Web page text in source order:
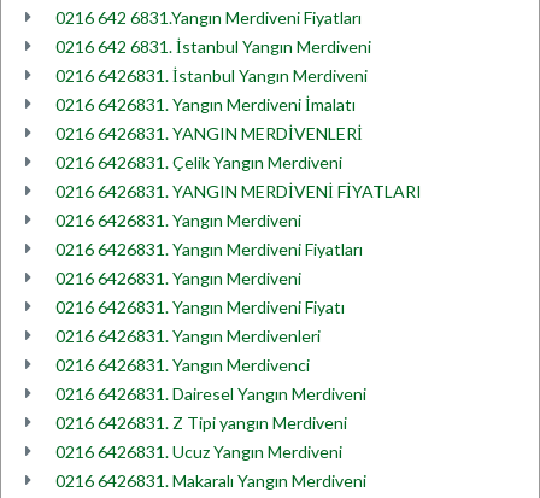
0216 642 6831.Yangın Merdiveni Fiyatları
0216 642 6831. İstanbul Yangın Merdiveni
0216 6426831. İstanbul Yangın Merdiveni
0216 6426831. Yangın Merdiveni İmalatı
0216 6426831. YANGIN MERDİVENLERİ
0216 6426831. Çelik Yangın Merdiveni
0216 6426831. YANGIN MERDİVENİ FİYATLARI
0216 6426831. Yangın Merdiveni
0216 6426831. Yangın Merdiveni Fiyatları
0216 6426831. Yangın Merdiveni
0216 6426831. Yangın Merdiveni Fiyatı
0216 6426831. Yangın Merdivenleri
0216 6426831. Yangın Merdivenci
0216 6426831. Dairesel Yangın Merdiveni
0216 6426831. Z Tipi yangın Merdiveni
0216 6426831. Ucuz Yangın Merdiveni
0216 6426831. Makaralı Yangın Merdiveni